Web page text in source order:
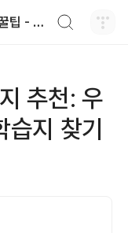
국제학교·출장마사지·주식 꿀팁 - Nebula 이야기
추천: 우
지 찾기